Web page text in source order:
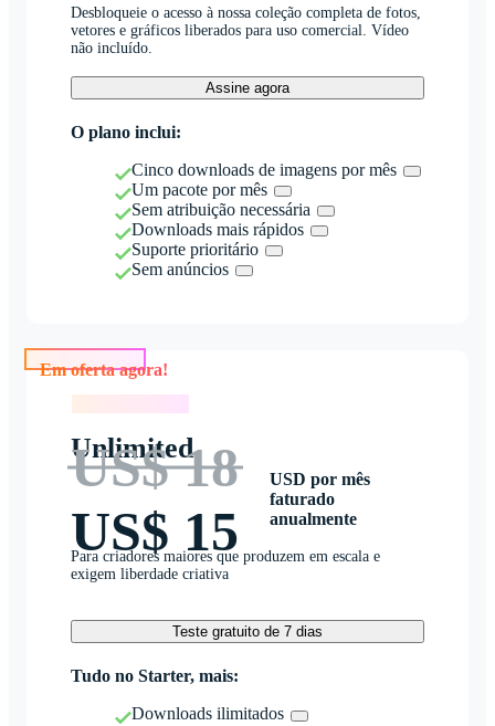
Desbloqueie o acesso à nossa coleção completa de fotos,
vetores e gráficos liberados para uso comercial. Vídeo
não incluído.
Assine agora
O plano inclui:
Cinco downloads de imagens por mês
Um pacote por mês
Sem atribuição necessária
Downloads mais rápidos
Suporte prioritário
Sem anúncios
Unlimited
US$ 18
US$ 15
USD por mês
faturado
anualmente
Para criadores maiores que produzem em escala e
exigem liberdade criativa
Teste gratuito de 7 dias
Tudo no Starter, mais:
Downloads ilimitados